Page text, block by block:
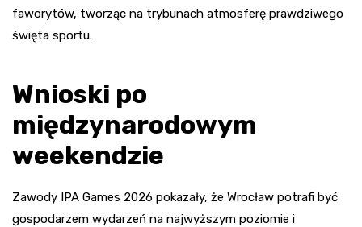
faworytów, tworząc na trybunach atmosferę prawdziwego
święta sportu.
Wnioski po
międzynarodowym
weekendzie
Zawody IPA Games 2026 pokazały, że Wrocław potrafi być
gospodarzem wydarzeń na najwyższym poziomie i